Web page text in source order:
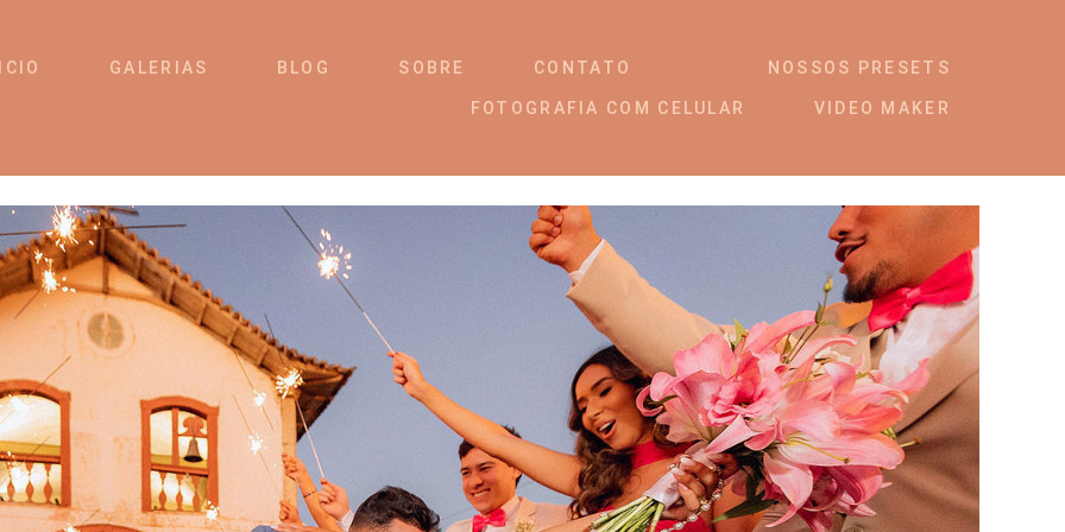
GALERIAS BLOG SOBRE CONTATO NOSSOS PRESETS
FOTOGRAFIA COM CELULAR VIDEO MAKER